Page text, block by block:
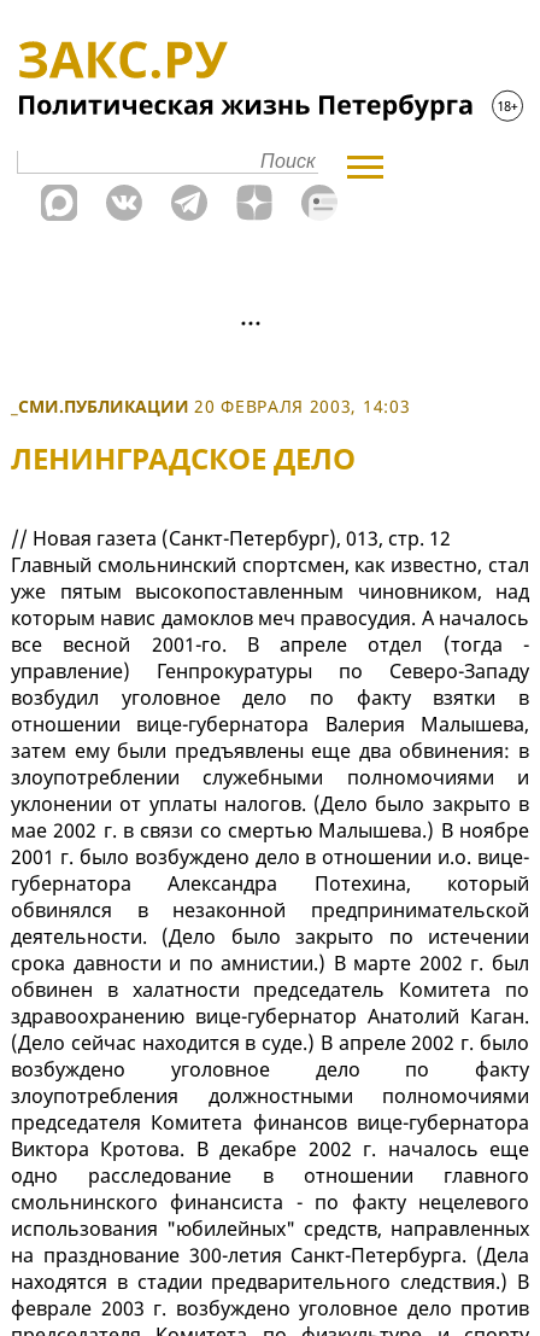
_СМИ.ПУБЛИКАЦИИ 20 ФЕВРАЛЯ 2003, 14:03
ЛЕНИНГРАДСКОЕ ДЕЛО
// Новая газета (Санкт-Петербург), 013, стр. 12
Главный смольнинский спортсмен, как известно, стал
уже пятым высокопоставленным чиновником, над
которым навис дамоклов меч правосудия. А началось
все весной 2001-го. В апреле отдел (тогда -
управление) Генпрокуратуры по Северо-Западу
возбудил уголовное дело по факту взятки в
отношении вице-губернатора Валерия Малышева,
затем ему были предъявлены еще два обвинения: в
злоупотреблении служебными полномочиями и
уклонении от уплаты налогов. (Дело было закрыто в
мае 2002 г. в связи со смертью Малышева.) В ноябре
2001 г. было возбуждено дело в отношении и.о. вице-
губернатора Александра Потехина, который
обвинялся в незаконной предпринимательской
деятельности. (Дело было закрыто по истечении
срока давности и по амнистии.) В марте 2002 г. был
обвинен в халатности председатель Комитета по
здравоохранению вице-губернатор Анатолий Каган.
(Дело сейчас находится в суде.) В апреле 2002 г. было
возбуждено уголовное дело по факту
злоупотребления должностными полномочиями
председателя Комитета финансов вице-губернатора
Виктора Кротова. В декабре 2002 г. началось еще
одно расследование в отношении главного
смольнинского финансиста - по факту нецелевого
использования "юбилейных" средств, направленных
на празднование 300-летия Санкт-Петербурга. (Дела
находятся в стадии предварительного следствия.) В
феврале 2003 г. возбуждено уголовное дело против